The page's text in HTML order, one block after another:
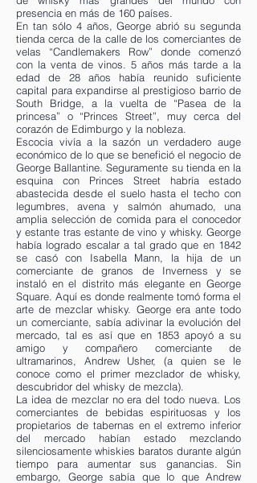
presencia en más de 160 países.
En tan sólo 4 años, George abrió su segunda
tienda cerca de la calle de los comerciantes de
velas “Candlemakers Row” donde comenzó
con la venta de vinos. 5 años más tarde a la
edad de 28 años había reunido suficiente
capital para expandirse al prestigioso barrio de
South Bridge, a la vuelta de “Pasea de la
princesa” o “Princes Street”, muy cerca del
corazón de Edimburgo y la nobleza.
Escocia vivía a la sazón un verdadero auge
económico de lo que se benefició el negocio de
George Ballantine. Seguramente su tienda en la
esquina con Princes Street habría estado
abastecida desde el suelo hasta el techo con
legumbres, avena y salmón ahumado, una
amplia selección de comida para el conocedor
y estante tras estante de vino y whisky. George
había logrado escalar a tal grado que en 1842
se casó con Isabella Mann, la hija de un
comerciante de granos de Inverness y se
instaló en el distrito más elegante en George
Square. Aquí es donde realmente tomó forma el
arte de mezclar whisky. George era ante todo
un comerciante, sabía adivinar la evolución del
mercado, tal es así que en 1853 apoyó a su
amigo y compañero comerciante de
ultramarinos, Andrew Usher, (a quien se le
conoce como el primer mezclador de whisky,
descubridor del whisky de mezcla).
La idea de mezclar no era del todo nueva. Los
comerciantes de bebidas espirituosas y los
propietarios de tabernas en el extremo inferior
del mercado habían estado mezclando
silenciosamente whiskies baratos durante algún
tiempo para aumentar sus ganancias. Sin
embargo, George sabía que lo que Andrew